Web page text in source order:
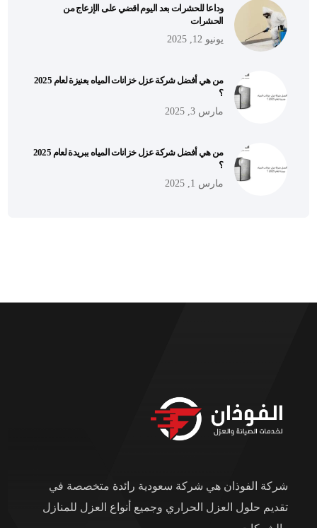
وداعا للحشرات بعد اليوم اقضي على الإزعاج من
الحشرات
يونيو 12, 2025
من هي أفضل شركة عزل خزانات المياه بعنيزة لعام 2025
؟
مارس 3, 2025
من هي أفضل شركة عزل خزانات المياه ببريدة لعام 2025
؟
مارس 1, 2025
شركة الفوذان هي شركة سعودية رائدة متخصصة في
تقديم حلول العزل الحراري وجميع أنواع العزل للمنازل